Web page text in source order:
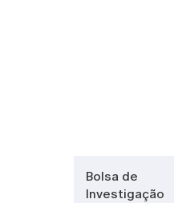
Bolsa de
Investigação